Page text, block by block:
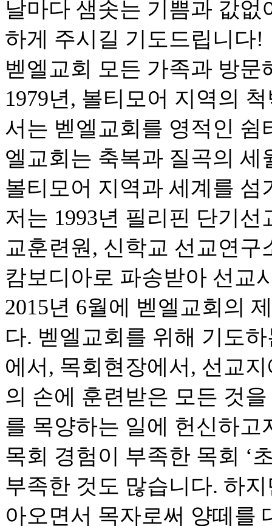
날마다 샘솟는 기쁨과 값
하게 주시길 기도드립니다!
벧엘교회 모든 가족과 방
1979년, 볼티모어 지역의
서는 벧엘교회를 영적인 쉼
엘교회는 축복과 질곡의
볼티모어 지역과 세계를
저는 1993년 필리핀 단기
교훈련원, 신학교 선교연구
캄보디아로 파송받아 선교
2015년 6월에 벧엘교회의
다. 벧엘교회를 위해 기도
에서, 목회현장에서, 선교
의 손에 훈련받은 모든 것
를 목양하는 일에 헌신하
목회 경험이 부족한 목회 ‘
부족한 것도 많습니다. 하
아오면서 목자로써 양떼를